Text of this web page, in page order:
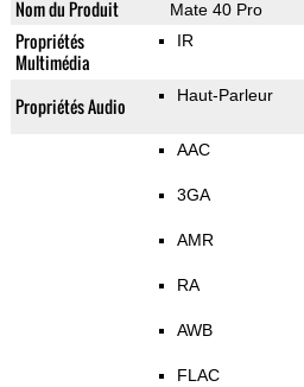
Nom du Produit Mate 40 Pro
Propriétés
Multimédia
IR
Propriétés Audio Haut-Parleur
AAC
3GA
AMR
RA
AWB
FLAC